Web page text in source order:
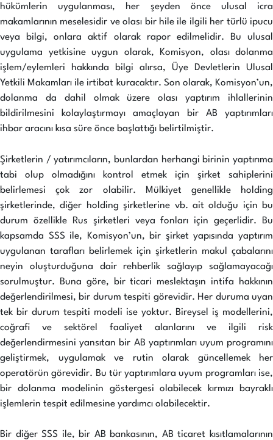
hükümlerin uygulanması, her şeyden önce ulusal icra
makamlarının meselesidir ve olası bir hile ile ilgili her türlü ipucu
veya bilgi, onlara aktif olarak rapor edilmelidir. Bu ulusal
uygulama yetkisine uygun olarak, Komisyon, olası dolanma
işlem/eylemleri hakkında bilgi alırsa, Üye Devletlerin Ulusal
Yetkili Makamları ile irtibat kuracaktır. Son olarak, Komisyon’un,
dolanma da dahil olmak üzere olası yaptırım ihlallerinin
bildirilmesini kolaylaştırmayı amaçlayan bir AB yaptırımları
ihbar aracını kısa süre önce başlattığı belirtilmiştir.
Şirketlerin / yatırımcıların, bunlardan herhangi birinin yaptırıma
tabi olup olmadığını kontrol etmek için şirket sahiplerini
belirlemesi çok zor olabilir. Mülkiyet genellikle holding
şirketlerinde, diğer holding şirketlerine vb. ait olduğu için bu
durum özellikle Rus şirketleri veya fonları için geçerlidir. Bu
kapsamda SSS ile, Komisyon’un, bir şirket yapısında yaptırım
uygulanan tarafları belirlemek için şirketlerin makul çabalarını
neyin oluşturduğuna dair rehberlik sağlayıp sağlamayacağı
sorulmuştur. Buna göre, bir ticari meslektaşın intifa hakkının
değerlendirilmesi, bir durum tespiti görevidir. Her duruma uyan
tek bir durum tespiti modeli ise yoktur. Bireysel iş modellerini,
coğrafi ve sektörel faaliyet alanlarını ve ilgili risk
değerlendirmesini yansıtan bir AB yaptırımları uyum programını
geliştirmek, uygulamak ve rutin olarak güncellemek her
operatörün görevidir. Bu tür yaptırımlara uyum programları ise,
bir dolanma modelinin göstergesi olabilecek kırmızı bayraklı
işlemlerin tespit edilmesine yardımcı olabilecektir.
Bir diğer SSS ile, bir AB bankasının, AB ticaret kısıtlamalarının